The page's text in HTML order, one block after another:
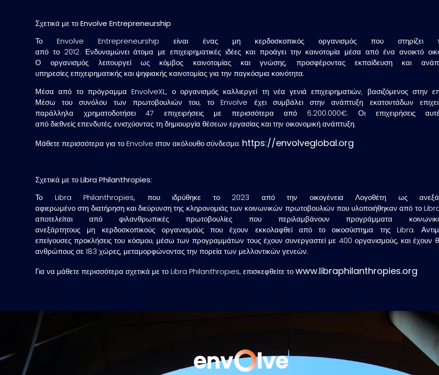
Σχετικά με το Envolve Entrepreneurship
Το Envolve Entrepreneurship είναι ένας μη κερδοσκοπικός οργανισμός που στηρίζει την
από το 2012. Ενδυναμώνει άτομα με επιχειρηματικές ιδέες και προάγει την καινοτομία μέσα από ένα ανοικτό
Ο οργανισμός λειτουργεί ως κόμβος καινοτομίας και γνώσης, προσφέροντας εκπαίδευση και
υπηρεσίες επιχειρηματικής και ψηφιακής καινοτομίας για την παγκόσμια κοινότητα.
Μέσα από το πρόγραμμα EnvolveXL, ο οργανισμός καλλιεργεί τη νέα γενιά επιχειρηματιών, βασιζόμενος
Μέσω του συνόλου των πρωτοβουλιών του, το Envolve έχει συμβάλει στην ανάπτυξη εκατοντάδων
παράλληλα χρηματοδοτήσει 47 επιχειρήσεις με περισσότερα από 6.200.000€. Οι επιχειρήσεις
από διεθνείς επενδυτές, ενισχύοντας τη δημιουργία θέσεων εργασίας και την οικονομική ανάπτυξη.
Μάθετε περισσότερα για το Envolve στον ακόλουθο σύνδεσμο: https://envolveglobal.org
Σχετικά με το Libra Philanthropies:
Το Libra Philanthropies, που ιδρύθηκε το 2023 από την οικογένεια Λογοθέτη ως
αφιερωμένο στη διατήρηση και διεύρυνση της κληρονομιάς των κοινωνικών πρωτοβουλιών που υλοποιήθηκαν από το
αποτελείται από φιλανθρωπικές πρωτοβουλίες που περιλαμβάνουν προγράμματα
ανεξάρτητους μη κερδοσκοπικούς οργανισμούς που έχουν εκκολαφθεί από το οικοσύστημα της Libra.
επείγουσες προκλήσεις του κόσμου, μέσω των προγραμμάτων τους έχουν συνεργαστεί με 400 οργανισμούς, και έχουν
ανθρώπους σε 183 χώρες, μεταμορφώνοντας την πορεία των μελλοντικών γενεών.
Για να μάθετε περισσότερα σχετικά με το Libra Philanthropies, επισκεφθείτε τοwww.libraphilanthropies.org